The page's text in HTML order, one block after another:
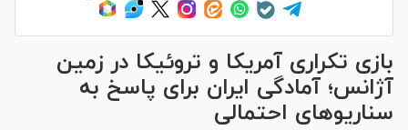
بازی تکراری آمریکا و تروئیکا در زمین
آژانس؛ آمادگی ایران برای پاسخ به
سناریو‌های احتمالی